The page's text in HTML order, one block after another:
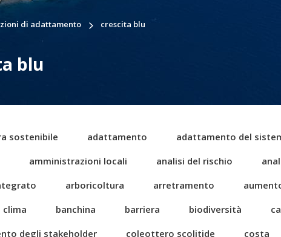
di adattamento crescita blu
blu
sostenibile adattamento adattamento del
amministrazioni locali analisi del rischio
arboricoltura arretramento
clima
banchina barriera biodiversità
degli stakeholder
coleottero scolitide costa